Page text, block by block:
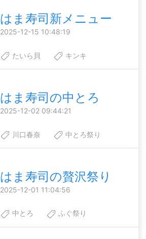
はま寿司新メニュー
2025-12-15 10:48:19
たいら貝 キンキ
はま寿司の中とろ
2025-12-02 09:44:21
川口春奈 中とろ祭り
はま寿司の贅沢祭り
2025-12-01 11:04:56
中とろ ふぐ祭り